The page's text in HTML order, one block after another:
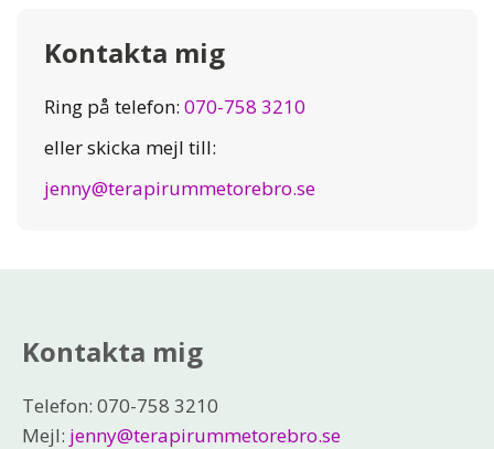
Kontakta mig
Ring på telefon: 070-758 3210
eller skicka mejl till:
jenny@terapirummetorebro.se
Kontakta mig
Telefon: 070-758 3210
Mejl: jenny@terapirummetorebro.se